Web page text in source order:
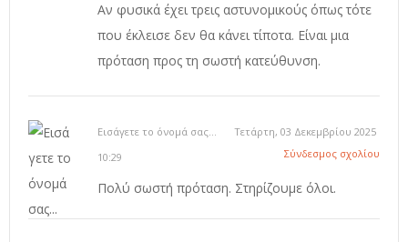
Αν φυσικά έχει τρεις αστυνομικούς όπως τότε
που έκλεισε δεν θα κάνει τίποτα. Είναι μια
πρόταση προς τη σωστή κατεύθυνση.
Εισάγετε το όνομά σας...
Τετάρτη, 03 Δεκεμβρίου 2025
10:29
Σύνδεσμος σχολίου
Πολύ σωστή πρόταση. Στηρίζουμε όλοι.